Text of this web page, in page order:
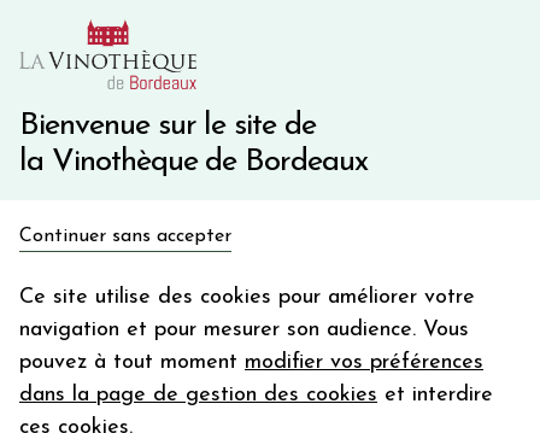
Bienvenue sur le site de
la Vinothèque de Bordeaux
Continuer sans accepter
Ce site utilise des cookies pour améliorer votre
navigation et pour mesurer son audience. Vous
pouvez à tout moment modifier vos préférences
dans la page de gestion des cookies et interdire
ces cookies.
10€ de remise immédiate sur votre première commande
Une question ?
en bon d'achat
Votre
email
En m’abonnant, j’accepte de recevoir la newsletter de la